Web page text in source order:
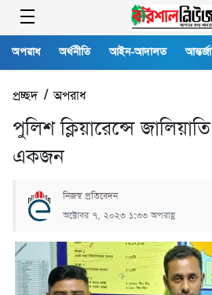
অপরাধ অর্থনীতি আইন-আদালত
প্রচ্ছদ/অপরাধ
পুলিশ ক্লিয়ারেন্সে
একজন
নিজস্ব প্রতিবেদন
অক্টোবর ৭, ২০২৩ ১:৩৩ অপরাহ্ণ